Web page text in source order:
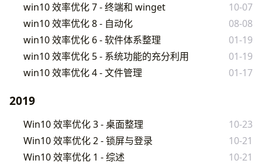
win10 效率优化 7 - 终端和 winget
10-07
win10 效率优化 8 - 自动化
08-08
win10 效率优化 6 - 软件体系整理
01-19
win10 效率优化 5 - 系统功能的充分利用
01-19
win10 效率优化 4 - 文件管理
01-17
2019
Win10 效率优化 3 - 桌面整理
10-23
Win10 效率优化 2 - 锁屏与登录
10-21
Win10 效率优化 1 - 综述
10-21